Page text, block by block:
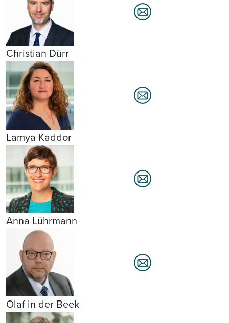
Christian Dürr
Lamya Kaddor
Anna Lührmann
Olaf in der Beek